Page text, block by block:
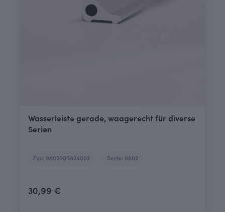
Wasserleiste gerade, waagerecht für diverse
Serien
Typ: 9802005624002 Serie: 9802
30,99 €